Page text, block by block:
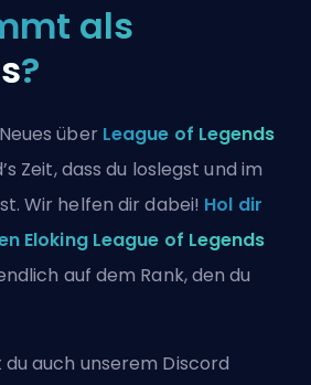
als
?
über League of Legends
Zeit, dass du loslegst und im
Wir helfen dir dabei! Hol dir
Eloking League of Legends
auf dem Rank, den du
auch unserem Discord